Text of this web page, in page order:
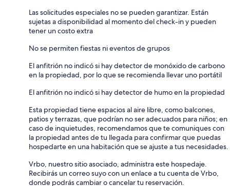
Las solicitudes especiales no se pueden garantizar. Están
sujetas a disponibilidad al momento del check-in y pueden
tener un costo extra
No se permiten fiestas ni eventos de grupos
El anfitrión no indicó si hay detector de monóxido de carbono
en la propiedad, por lo que se recomienda llevar uno portátil
El anfitrión no indicó si hay detector de humo en la propiedad
Esta propiedad tiene espacios al aire libre, como balcones,
patios y terrazas, que podrían no ser adecuados para niños; en
caso de inquietudes, recomendamos que te comuniques con
la propiedad antes de tu llegada para confirmar que puedas
hospedarte en una habitación que se ajuste a tus necesidades.
Vrbo, nuestro sitio asociado, administra este hospedaje.
Recibirás un correo suyo con un enlace a tu cuenta de Vrbo,
donde podrás cambiar o cancelar tu reservación.